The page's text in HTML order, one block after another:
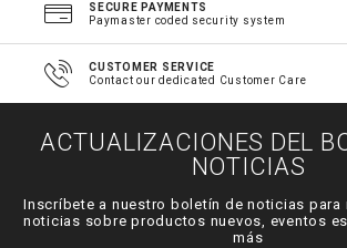
SECURE PAYMENTS
Paymaster coded security system
CUSTOMER SERVICE
Contact our dedicated Customer Care
ACTUALIZACIONES DEL
NOTICIAS
Inscríbete a nuestro boletín de noticias para
noticias sobre productos nuevos, eventos
más